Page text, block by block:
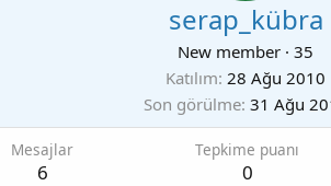
serap_kübra
New member · 35
Katılım 28 Ağu 2010
Son görülme 31 Ağu
Mesajlar
6
Tepkime puanı
0